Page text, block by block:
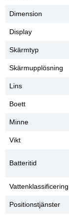
Dimension
Display
Skärmtyp
Skärmupplösning
Lins
Boett
Minne
Vikt
Batteritid
Vattenklassificering
Positionstjänster